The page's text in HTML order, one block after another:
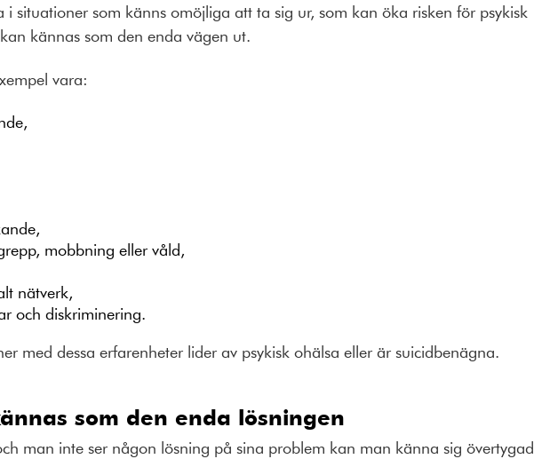
i situationer som känns omöjliga att ta sig ur, som kan öka risken för psykisk
kännas som den enda vägen ut.
vara:
,
, mobbning eller våld,
nätverk,
och diskriminering.
med dessa erfarenheter lider av psykisk ohälsa eller är suicidbenägna.
som den enda lösningen
man inte ser någon lösning på sina problem kan man känna sig övertygad